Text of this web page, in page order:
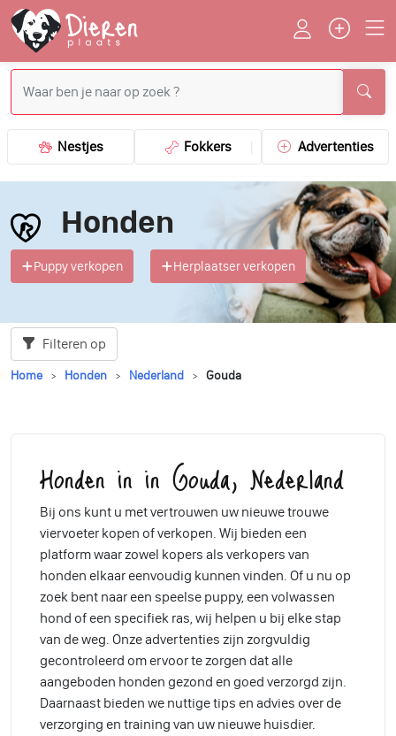
Nestjes Fokkers Advertenties
Honden
Puppy verkopen Herplaatser verkopen
Filteren op
Home Honden Nederland Gouda
Honden in in Gouda, Nederland
Bij ons kunt u met vertrouwen uw nieuwe trouwe
viervoeter kopen of verkopen. Wij bieden een
platform waar zowel kopers als verkopers van
honden elkaar eenvoudig kunnen vinden. Of u nu op
zoek bent naar een speelse puppy, een volwassen
hond of een specifiek ras, wij helpen u bij elke stap
van de weg. Onze advertenties zijn zorgvuldig
gecontroleerd om ervoor te zorgen dat alle
aangeboden honden gezond en goed verzorgd zijn.
Daarnaast bieden we nuttige tips en advies over de
verzorging en training van uw nieuwe huisdier.